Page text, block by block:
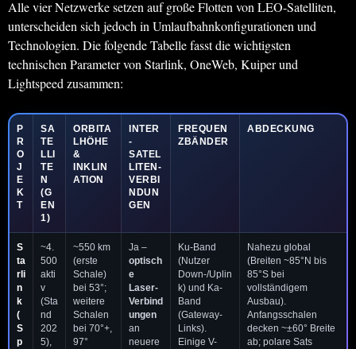
Alle vier Netzwerke setzen auf große Flotten von LEO-Satelliten,
unterscheiden sich jedoch in Umlaufbahnkonfigurationen und
Technologien. Die folgende Tabelle fasst die wichtigsten
technischen Parameter von Starlink, OneWeb, Kuiper und
Lightspeed zusammen:
P
R
O
J
E
K
T
SA
TE
LLI
TE
N
(G
EN
1)
ORBITA
LHÖHE
&
INKLIN
ATION
INTER
-
SATEL
LITEN-
VERBI
NDUN
GEN
FREQUEN
ZBÄNDER
ABDECKUNG
S
ta
rli
n
k
(
S
p
~4.
500
akti
v
(Sta
nd
202
5),
~550 km
(erste
Schale)
bei 53°;
weitere
Schalen
bei 70°+,
97°
Ja –
optisch
e
Laser-
Verbind
ungen
an
neuere
Ku-Band
(Nutzer
Down-/Uplin
k) und Ka-
Band
(Gateway-
Links).
Einige V-
Nahezu global
(Breiten ~85°N bis
85°S bei
vollständigem
Ausbau).
Anfangsschalen
decken ~±60° Breite
ab; polare Sats